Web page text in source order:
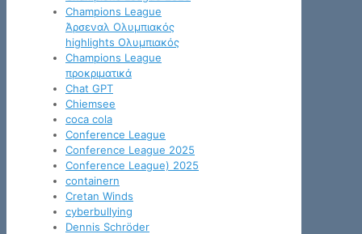
Champions League
Άρσεναλ Ολυμπιακός
highlights Ολυμπιακός
Champions League
προκριματικά
Chat GPT
Chiemsee
coca cola
Conference League
Conference League 2025
Conference League) 2025
containern
Cretan Winds
cyberbullying
Dennis Schröder